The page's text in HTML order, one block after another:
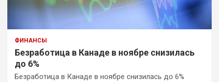
ФИНАНСЫ
Безработица в Канаде в ноябре снизилась
до 6%
Безработица в Канаде в ноябре снизилась до 6%